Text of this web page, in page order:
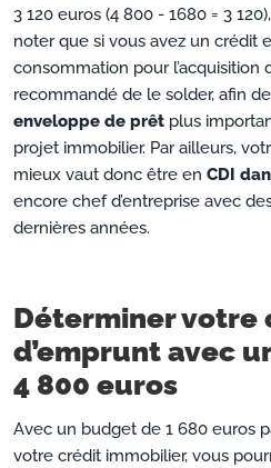
3 120 euros (4 800 - 1680 = 3
noter que si vous avez un crédit
consommation pour l’acquisition
recommandé de le solder, afin
enveloppe de prêt plus
projet immobilier. Par ailleurs,
mieux vaut donc être en CDI
encore chef d’entreprise avec
dernières années.
Déterminer votre
d’emprunt avec
4 800 euros
Avec un budget de 1 680 euros
votre crédit immobilier, vous